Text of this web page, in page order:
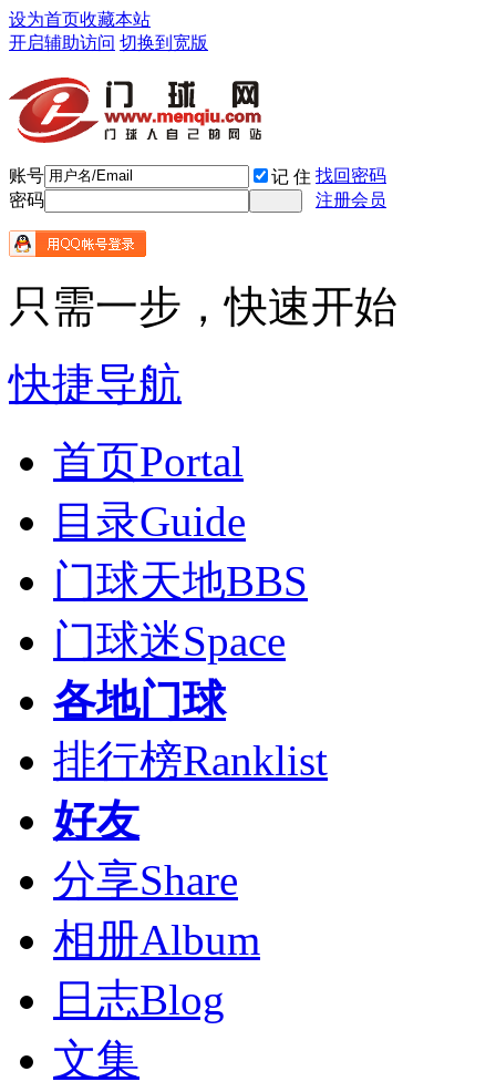
设为首页收藏本站
开启辅助访问 切换到宽版
账号 记 住 找回密码
密码
注册会员
只需一步，快速开始
快捷导航
首页Portal
目录Guide
门球天地BBS
门球迷Space
各地门球
排行榜Ranklist
好友
分享Share
相册Album
日志Blog
文集